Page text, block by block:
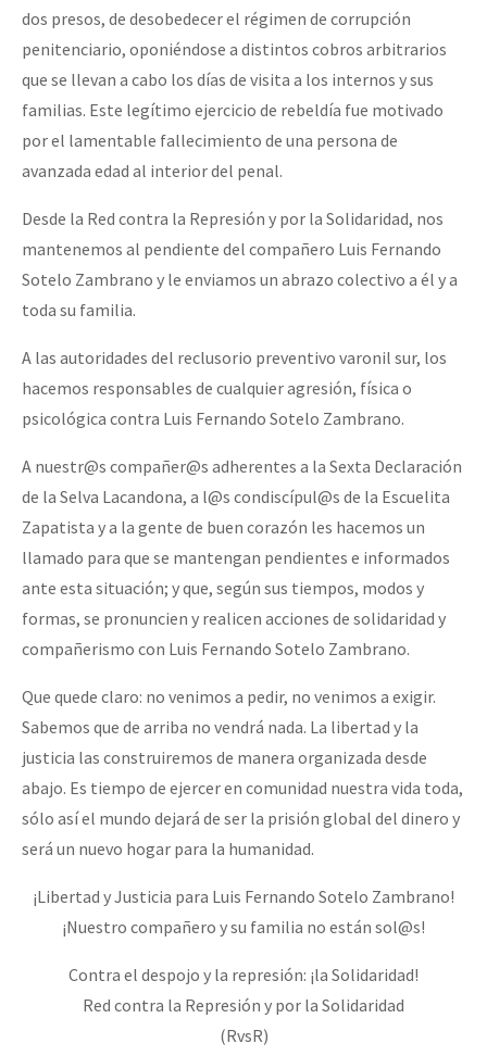
dos presos, de desobedecer el régimen de corrupción
penitenciario, oponiéndose a distintos cobros arbitrarios
que se llevan a cabo los días de visita a los internos y sus
familias. Este legítimo ejercicio de rebeldía fue motivado
por el lamentable fallecimiento de una persona de
avanzada edad al interior del penal.
Desde la Red contra la Represión y por la Solidaridad, nos
mantenemos al pendiente del compañero Luis Fernando
Sotelo Zambrano y le enviamos un abrazo colectivo a él y a
toda su familia.
A las autoridades del reclusorio preventivo varonil sur, los
hacemos responsables de cualquier agresión, física o
psicológica contra Luis Fernando Sotelo Zambrano.
A nuestr@s compañer@s adherentes a la Sexta Declaración
de la Selva Lacandona, a l@s condiscípul@s de la Escuelita
Zapatista y a la gente de buen corazón les hacemos un
llamado para que se mantengan pendientes e informados
ante esta situación; y que, según sus tiempos, modos y
formas, se pronuncien y realicen acciones de solidaridad y
compañerismo con Luis Fernando Sotelo Zambrano.
Que quede claro: no venimos a pedir, no venimos a exigir.
Sabemos que de arriba no vendrá nada. La libertad y la
justicia las construiremos de manera organizada desde
abajo. Es tiempo de ejercer en comunidad nuestra vida toda,
sólo así el mundo dejará de ser la prisión global del dinero y
será un nuevo hogar para la humanidad.
¡Libertad y Justicia para Luis Fernando Sotelo Zambrano!
¡Nuestro compañero y su familia no están sol@s!
Contra el despojo y la represión: ¡la Solidaridad!
Red contra la Represión y por la Solidaridad
(RvsR)